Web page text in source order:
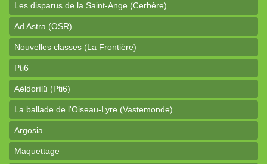
Les disparus de la Saint-Ange (Cerbère)
Ad Astra (OSR)
Nouvelles classes (La Frontière)
Pti6
Aëldorïlü (Pti6)
La ballade de l'Oiseau-Lyre (Vastemonde)
Argosia
Maquettage